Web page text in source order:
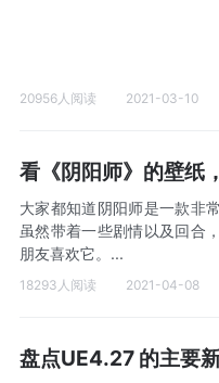
20956人阅读 2021-03-10
看《阴阳师》的壁纸
大家都知道阴阳师是一款非
虽然带着一些剧情以及回合
朋友喜欢它。...
18293人阅读 2021-04-08
盘点UE4.27 的主要